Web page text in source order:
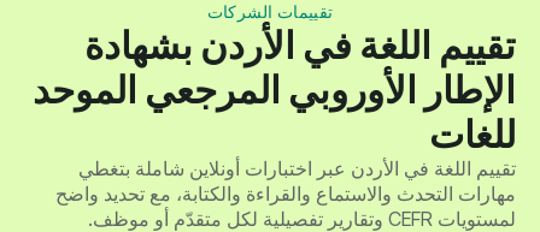
تقييمات الشركات
تقييم اللغة في الأردن بشهادة
الإطار الأوروبي المرجعي الموحد
للغات
تقييم اللغة في الأردن عبر اختبارات أونلاين شاملة بتغطي
مهارات التحدث والاستماع والقراءة والكتابة، مع تحديد واضح
لمستويات CEFR وتقارير تفصيلية لكل متقدّم أو موظف.